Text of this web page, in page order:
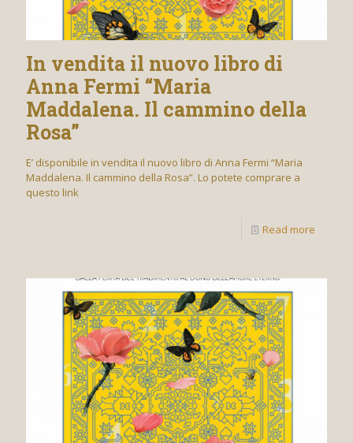
In vendita il nuovo libro di
Anna Fermi “Maria
Maddalena. Il cammino della
Rosa”
E’ disponibile in vendita il nuovo libro di Anna Fermi “Maria
Maddalena. Il cammino della Rosa”. Lo potete comprare a
questo link
Read more